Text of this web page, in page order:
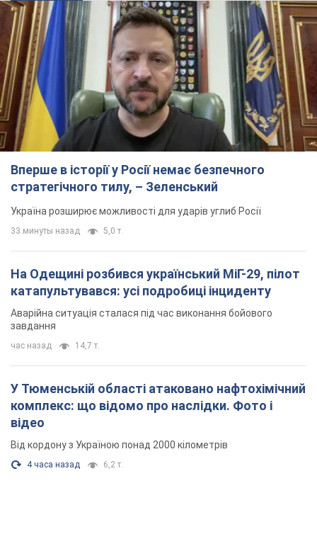
Вперше в історії у Росії немає безпечного
стратегічного тилу, – Зеленський
Україна розширює можливості для ударів углиб Росії
33 минуты назад 5,0 т.
На Одещині розбився український МіГ-29, пілот
катапультувався: усі подробиці інциденту
Аварійна ситуація сталася під час виконання бойового
завдання
час назад 14,7 т.
У Тюменській області атаковано нафтохімічний
комплекс: що відомо про наслідки. Фото і
відео
Від кордону з Україною понад 2000 кілометрів
4 часа назад 6,2 т.